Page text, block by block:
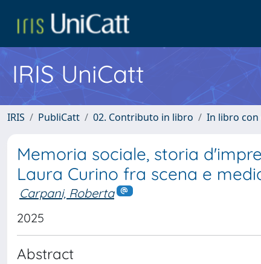
IRIS UniCatt
IRIS PubliCatt 02. Contributo in libro In libro con
Memoria sociale, storia
Laura Curino fra scena e
Carpani, Roberta
2025
Abstract